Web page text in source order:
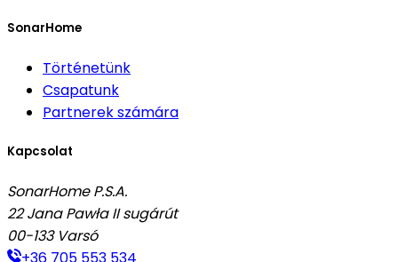
SonarHome
Történetünk
Csapatunk
Partnerek számára
Kapcsolat
SonarHome P.S.A.
22 Jana Pawła II sugárút
00-133 Varsó